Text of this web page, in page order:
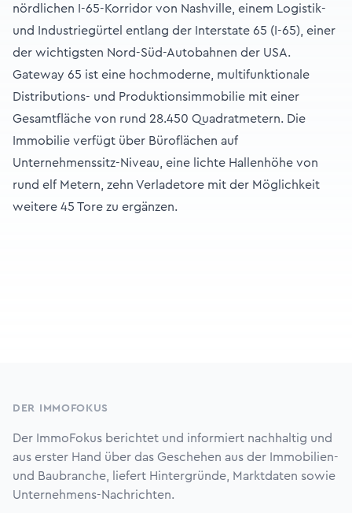
nördlichen I-65-Korridor von Nashville, einem Logistik-
und Industriegürtel entlang der Interstate 65 (I-65), einer
der wichtigsten Nord-Süd-Autobahnen der USA.
Gateway 65 ist eine hochmoderne, multifunktionale
Distributions- und Produktionsimmobilie mit einer
Gesamtfläche von rund 28.450 Quadratmetern. Die
Immobilie verfügt über Büroflächen auf
Unternehmenssitz-Niveau, eine lichte Hallenhöhe von
rund elf Metern, zehn Verladetore mit der Möglichkeit
weitere 45 Tore zu ergänzen.
DER IMMOFOKUS
Der ImmoFokus berichtet und informiert nachhaltig und
aus erster Hand über das Geschehen aus der Immobilien-
und Baubranche, liefert Hintergründe, Marktdaten sowie
Unternehmens-Nachrichten.